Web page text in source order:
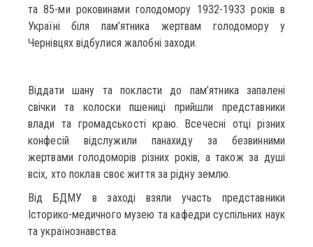
та 85-ми роковинами голодомору 1932-1933 років в
Україні біля пам’ятника жертвам голодомору у
Чернівцях відбулися жалобні заходи.
Віддати шану та покласти до пам’ятника запалені
свічки та колоски пшениці прийшли представники
влади та громадськості краю. Всечесні отці різних
конфесій відслужили панахиду за безвинними
жертвами голодоморів різних років, а також за душі
всіх, хто поклав своє життя за рідну землю.
Від БДМУ в заході взяли участь представники
Історико-медичного музею та кафедри суспільних наук
та українознавства.